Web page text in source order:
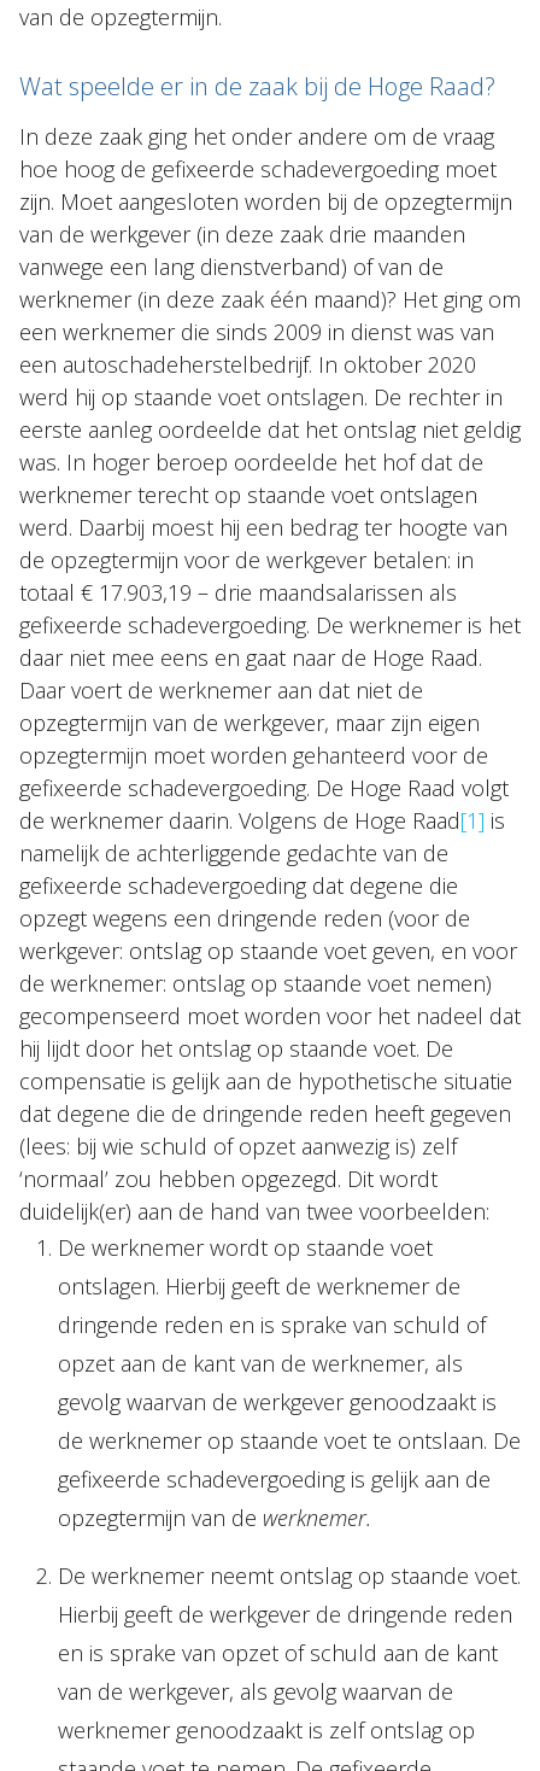
van de opzegtermijn.
Wat speelde er in de zaak bij de Hoge Raad?
In deze zaak ging het onder andere om de vraag
hoe hoog de gefixeerde schadevergoeding moet
zijn. Moet aangesloten worden bij de opzegtermijn
van de werkgever (in deze zaak drie maanden
vanwege een lang dienstverband) of van de
werknemer (in deze zaak één maand)? Het ging om
een werknemer die sinds 2009 in dienst was van
een autoschadeherstelbedrijf. In oktober 2020
werd hij op staande voet ontslagen. De rechter in
eerste aanleg oordeelde dat het ontslag niet geldig
was. In hoger beroep oordeelde het hof dat de
werknemer terecht op staande voet ontslagen
werd. Daarbij moest hij een bedrag ter hoogte van
de opzegtermijn voor de werkgever betalen: in
totaal € 17.903,19 – drie maandsalarissen als
gefixeerde schadevergoeding. De werknemer is het
daar niet mee eens en gaat naar de Hoge Raad.
Daar voert de werknemer aan dat niet de
opzegtermijn van de werkgever, maar zijn eigen
opzegtermijn moet worden gehanteerd voor de
gefixeerde schadevergoeding. De Hoge Raad volgt
de werknemer daarin. Volgens de Hoge Raad[1] is
namelijk de achterliggende gedachte van de
gefixeerde schadevergoeding dat degene die
opzegt wegens een dringende reden (voor de
werkgever: ontslag op staande voet geven, en voor
de werknemer: ontslag op staande voet nemen)
gecompenseerd moet worden voor het nadeel dat
hij lijdt door het ontslag op staande voet. De
compensatie is gelijk aan de hypothetische situatie
dat degene die de dringende reden heeft gegeven
(lees: bij wie schuld of opzet aanwezig is) zelf
‘normaal’ zou hebben opgezegd. Dit wordt
duidelijk(er) aan de hand van twee voorbeelden:
De werknemer wordt op staande voet
ontslagen. Hierbij geeft de werknemer de
dringende reden en is sprake van schuld of
opzet aan de kant van de werknemer, als
gevolg waarvan de werkgever genoodzaakt is
de werknemer op staande voet te ontslaan. De
gefixeerde schadevergoeding is gelijk aan de
opzegtermijn van de werknemer.
De werknemer neemt ontslag op staande voet.
Hierbij geeft de werkgever de dringende reden
en is sprake van opzet of schuld aan de kant
van de werkgever, als gevolg waarvan de
werknemer genoodzaakt is zelf ontslag op